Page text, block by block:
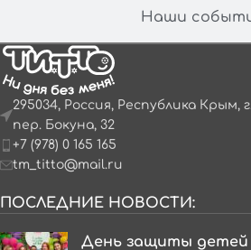
Наши
295034, Россия, Республика Крым,
пер. Бокуна, 32
+7 (978) 0 165 165
tm_titto@mail.ru
ПОСЛЕДНИЕ НОВОСТИ:
День защиты детей